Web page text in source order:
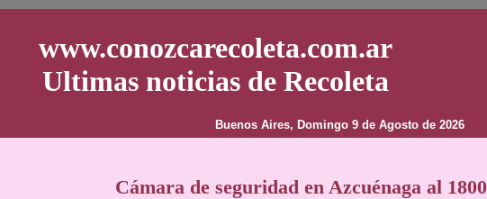
www.conozcarecoleta.com.ar
Ultimas noticias de Recoleta
Buenos Aires, Domingo 9 de Agosto de 2026
Cámara de seguridad en Azcuénaga al 1800